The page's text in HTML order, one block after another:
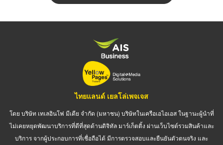
ไทยแลนด์ เยลโล่เพจเจส
โดย บริษัท เทเลอินโฟ มีเดีย จำกัด (มหาชน) บริษัทในเครือเอไอเอส ในฐานะผู้นำที่
ไม่เคยหยุดพัฒนาบริการที่ดีที่สุดด้านดิจิทัล มาร์เก็ตติ้ง ผ่านเว็บไซต์รวมสินค้าและ
บริการ จากผู้ประกอบการที่เชื่อถือได้ มีการตรวจสอบและยืนยันตัวตนจริง และ